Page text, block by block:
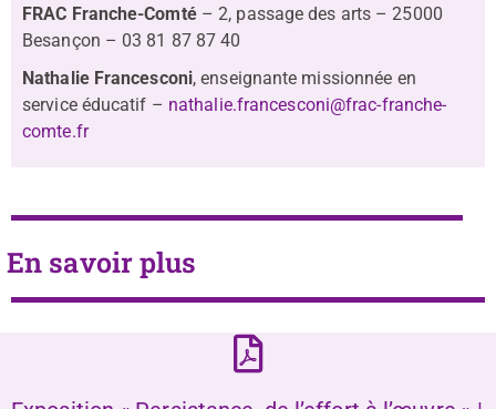
FRAC Franche-Comté– 2, passage des arts – 25000
Besançon – 03 81 87 87 40
Nathalie Francesconi, enseignante missionnée en
service éducatif – nathalie.francesconi@frac-franche-
comte.fr
En savoir plus